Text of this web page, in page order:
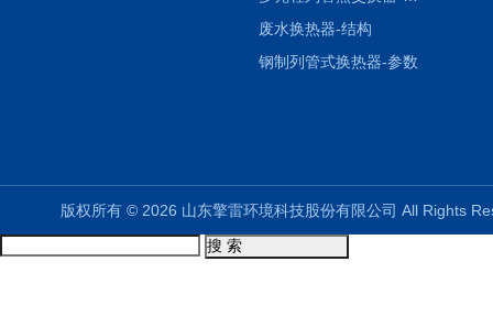
废水换热器-结构
钢制列管式换热器-参数
版权所有 © 2026 山东擎雷环境科技股份有限公司 All